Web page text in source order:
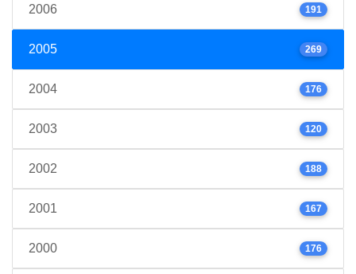
2006 191
2005 269
2004 176
2003 120
2002 188
2001 167
2000 176